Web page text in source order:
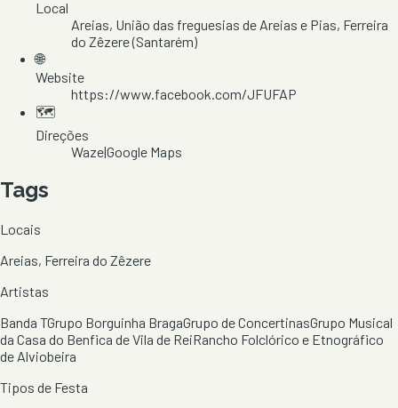
Local
Areias, União das freguesias de Areias e Pias, Ferreira
do Zêzere(Santarém)
🌐
Website
https://www.facebook.com/JFUFAP
🗺️
Direções
Waze|Google Maps
Tags
Locais
Areias, Ferreira do Zêzere
Artistas
Banda TGrupo Borguinha BragaGrupo de ConcertinasGrupo Musical
da Casa do Benfica de Vila de ReiRancho Folclórico e Etnográfico
de Alviobeira
Tipos de Festa